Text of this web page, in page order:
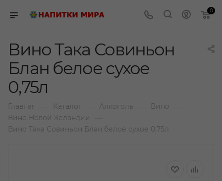
0
Вино Така Совиньон
Блан белое сухое
0,75л
Главная Каталог Алкоголь Вино
Вино Новой Зеландии
Вино Така Совиньон Блан белое сухое 0,75л